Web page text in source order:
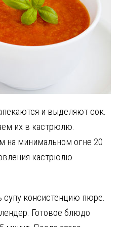
и выделяют сок.
их в кастрюлю.
на минимальном огне 20
кастрюлю
супу консистенцию пюре.
Готовое блюдо